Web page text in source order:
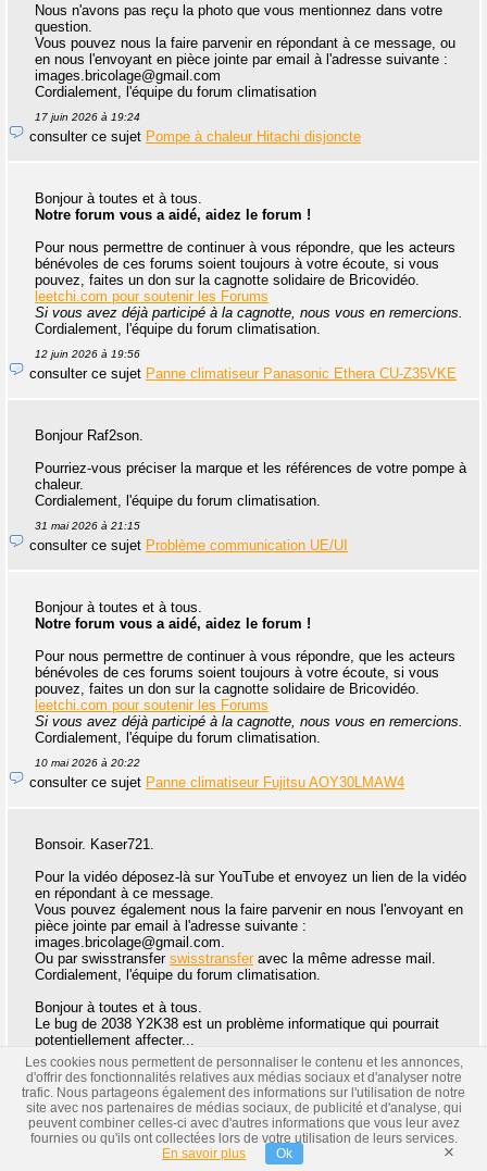
Nous n'avons pas reçu la photo que vous mentionnez dans votre
question.
Vous pouvez nous la faire parvenir en répondant à ce message, ou
en nous l'envoyant en pièce jointe par email à l'adresse suivante :
images.bricolage@gmail.com
Cordialement, l'équipe du forum climatisation
17 juin 2026 à 19:24
consulter ce sujet Pompe à chaleur Hitachi disjoncte
Bonjour à toutes et à tous.
Notre forum vous a aidé, aidez le forum !
Pour nous permettre de continuer à vous répondre, que les acteurs
bénévoles de ces forums soient toujours à votre écoute, si vous
pouvez, faites un don sur la cagnotte solidaire de Bricovidéo.
leetchi.com pour soutenir les Forums
Si vous avez déjà participé à la cagnotte, nous vous en remercions.
Cordialement, l'équipe du forum climatisation.
12 juin 2026 à 19:56
consulter ce sujet Panne climatiseur Panasonic Ethera CU-Z35VKE
Bonjour Raf2son.
Pourriez-vous préciser la marque et les références de votre pompe à
chaleur.
Cordialement, l'équipe du forum climatisation.
31 mai 2026 à 21:15
consulter ce sujet Problème communication UE/UI
Bonjour à toutes et à tous.
Notre forum vous a aidé, aidez le forum !
Pour nous permettre de continuer à vous répondre, que les acteurs
bénévoles de ces forums soient toujours à votre écoute, si vous
pouvez, faites un don sur la cagnotte solidaire de Bricovidéo.
leetchi.com pour soutenir les Forums
Si vous avez déjà participé à la cagnotte, nous vous en remercions.
Cordialement, l'équipe du forum climatisation.
10 mai 2026 à 20:22
consulter ce sujet Panne climatiseur Fujitsu AOY30LMAW4
Bonsoir. Kaser721.
Pour la vidéo déposez-là sur YouTube et envoyez un lien de la vidéo
en répondant à ce message.
Vous pouvez également nous la faire parvenir en nous l'envoyant en
pièce jointe par email à l'adresse suivante :
images.bricolage@gmail.com.
Ou par swisstransfer swisstransferavec la même adresse mail.
Cordialement, l'équipe du forum climatisation.
Bonjour à toutes et à tous.
Le bug de 2038 Y2K38 est un problème informatique qui pourrait
potentiellement affecter...
Lire la suiteLe jour où le temps débordera
13 avril 2026 à 22:24
consulter ce sujetClimatiseur Toshiba ne démarre pas
1 2 … 44 45 »
Les cookies nous permettent de personnaliser le contenu et les annonces,
d'offrir des fonctionnalités relatives aux médias sociaux et d'analyser notre
trafic. Nous partageons également des informations sur l'utilisation de notre
site avec nos partenaires de médias sociaux, de publicité et d'analyse, qui
peuvent combiner celles-ci avec d'autres informations que vous leur avez
fournies ou qu'ils ont collectées lors de votre utilisation de leurs services.
En savoir plus
Ok ×